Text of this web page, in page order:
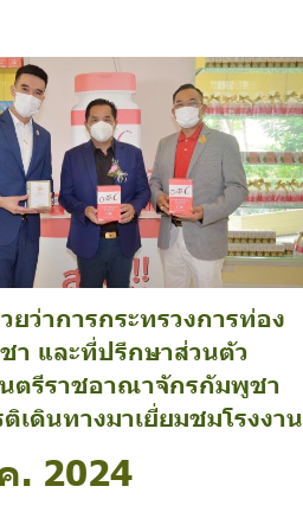
ยว่าการกระทรวงการท่อง
า และที่ปรึกษาส่วนตัว
ตรีราชอาณาจักรกัมพูชา
เดินทางมาเยี่ยมชมโรงงาน
. 2024